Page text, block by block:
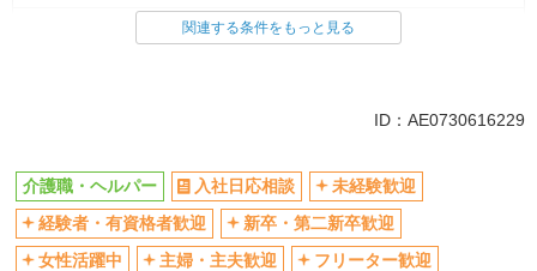
交通費支給
社会保険あり
産休・育休取得実績あり
関連する条件をもっと見る
ID：AE0730616229
介護職・ヘルパー 入社日応相談
未経験歓迎
経験者・有資格者歓迎
新卒・第二新卒歓迎
女性活躍中
主婦・主夫歓迎
フリーター歓迎